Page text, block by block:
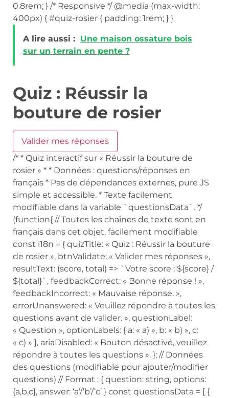
0.8rem; } /* Responsive */ @media (max-width:
400px) { #quiz-rosier { padding: 1rem; } }
A lire aussi : Une maison ossature bois
sur un terrain en pente ?
Quiz : Réussir la
bouture de rosier
Valider mes réponses
/* * Quiz interactif sur « Réussir la bouture de
rosier » * * Données : questions/réponses en
français * Pas de dépendances externes, pure JS
simple et accessible. * Texte facilement
modifiable dans la variable `questionsData`. */
(function{ // Toutes les chaînes de texte sont en
français dans cet objet, facilement modifiable
const i18n = { quizTitle: « Quiz : Réussir la bouture
de rosier », btnValidate: « Valider mes réponses »,
resultText: (score, total) => `Votre score : ${score} /
${total}`, feedbackCorrect: « Bonne réponse ! »,
feedbackIncorrect: « Mauvaise réponse. »,
errorUnanswered: « Veuillez répondre à toutes les
questions avant de valider. », questionLabel:
« Question », optionLabels: { a: « a) », b: « b) », c:
« c) » }, ariaDisabled: « Bouton désactivé, veuillez
répondre à toutes les questions », }; // Données
des questions (modifiable pour ajouter/modifier
questions) // Format : { question: string, options:
{a,b,c}, answer: ‘a’/’b’/’c’ } const questionsData = [ {